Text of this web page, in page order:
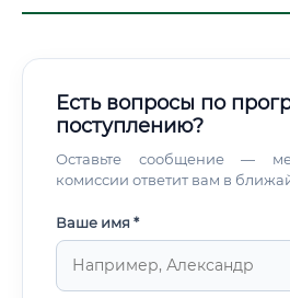
Есть вопросы по
поступлению?
Оставьте сообщение —
комиссии ответит вам в
Ваше имя *